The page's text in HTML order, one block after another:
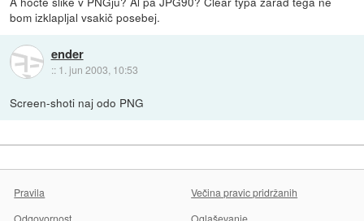
bom izklapljal vsakič posebej.
ender
:: 1. jun 2003, 10:53
Screen-shoti naj odo PNG
Pravila
Večina pravic pridržanih